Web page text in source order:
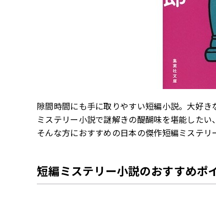
隙間時間にも手に取りやすい短編小説。大好
ミステリー小説で謎解きの醍醐味を堪能した
そんな方におすすめの日本の傑作短編ミステリ
短編ミステリー小説のおすすめポ